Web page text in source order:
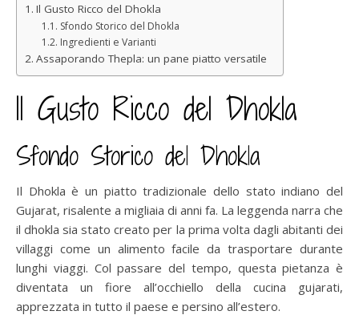
Il Gusto Ricco del Dhokla
Sfondo Storico del Dhokla
Ingredienti e Varianti
Assaporando Thepla: un pane piatto versatile
Il Gusto Ricco del Dhokla
Sfondo Storico del Dhokla
Il Dhokla è un piatto tradizionale dello stato indiano del
Gujarat, risalente a migliaia di anni fa. La leggenda narra che
il dhokla sia stato creato per la prima volta dagli abitanti dei
villaggi come un alimento facile da trasportare durante
lunghi viaggi. Col passare del tempo, questa pietanza è
diventata un fiore all’occhiello della cucina gujarati,
apprezzata in tutto il paese e persino all’estero.